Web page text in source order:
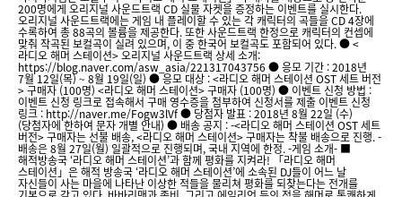
200명에게 오리지널 사운드트랙 CD 실물 자켓을 증정하는 이벤트를 실시한다.
오리지널 사운드트랙에는 게임 내 플레이할 수 있는 각 캐릭터의 곡들을 CD 4장에
수록하여 총 88곡의 볼륨을 제공한다. 또한 사운드트랙 한정으로 캐릭터의 컨셉에
맞춰 작곡된 보컬곡이 실려 있으며, 이 중 한국어 보컬곡도 포함되어 있다. ● <
라디오 해머 스테이션> 오리지널 사운드트랙 상세 소개:
https://blog.naver.com/asw_asia/221317043756 ● 응모 기간 : 2018년
7월 12일(목) ~ 8월 19일(일) ● 응모 대상 : <라디오 해머 스테이션 OST 세트 버전
> 구매자 (100명) <라디오 해머 스테이션> 구매자 (100명) ● 이벤트 신청 방법 :
이벤트 신청 링크로 접속해서 구매 영수증을 첨부하여 신청서를 제출 이벤트 신청
링크 : http://naver.me/Fogw3lVf ● 당첨자 발표 : 2018년 8월 22일 (수)
(당첨자에 한하여 문자 개별 안내) ● 배송 공지 : -<라디오 해머 스테이션 OST 세트
버전> 구매자는 선불 배송, <라디오 해머 스테이션> 구매자는 착불 배송으로 진행. -
배송은 8월 27일(월) 일괄적으로 진행되며, 국내 지역에 한정. -게임 소개- ■
해적방송국 ‘라디오 해머 스테이션’과 함께 평화를 지켜라! 「라디오 해머
스테이션」은 해적 방송국 ‘라디오 해머 스테이션’에 소속된 DJ들이 어느 날
자신들이 사는 마을에 나타난 이상한 적들을 물리쳐 평화를 되찾는다는 전개를